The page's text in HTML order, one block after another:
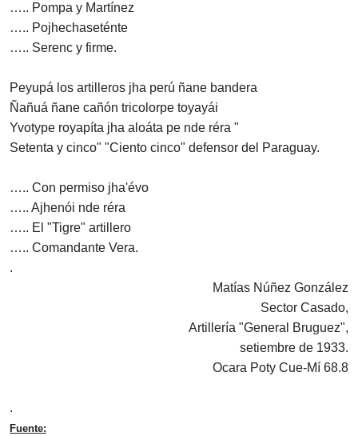
….. Pompa y Martínez
….. Pojhechaseténte
….. Serenc y firme.
Peyupá los artilleros jha perú ñane bandera
Ñañuá ñane cañón tricolorpe toyayái
Yvotype royapíta jha aloáta pe nde réra "
Setenta y cinco" "Ciento cinco" defensor del Paraguay.
….. Con permiso jha'évo
….. Ajhenói nde réra
….. El "Tigre" artillero
….. Comandante Vera.
.
Matías Núñez González
Sector Casado,
Artillería "General Bruguez",
setiembre de 1933.
Ocara Poty Cue-Mí 68.8
.
Fuente: